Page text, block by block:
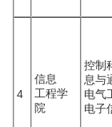
4
信息
工程学
院
控制
息与
电气
电子